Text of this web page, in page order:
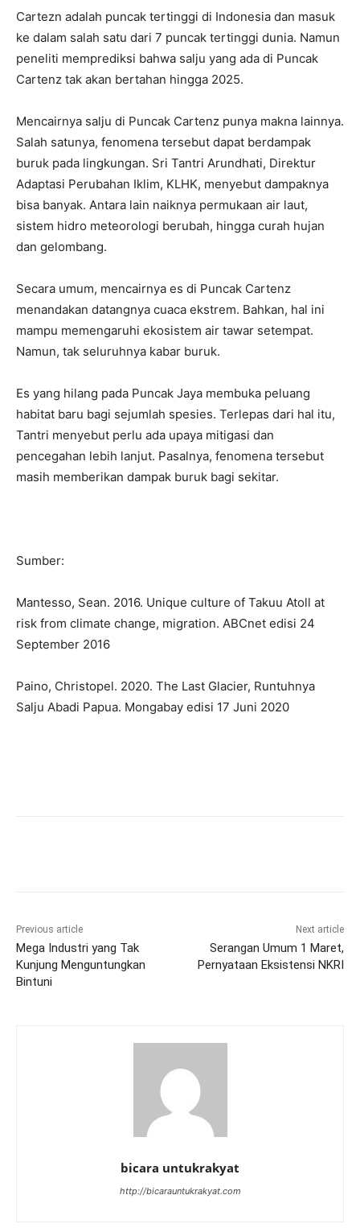
Cartezn adalah puncak tertinggi di Indonesia dan masuk
ke dalam salah satu dari 7 puncak tertinggi dunia. Namun
peneliti memprediksi bahwa salju yang ada di Puncak
Cartenz tak akan bertahan hingga 2025.
Mencairnya salju di Puncak Cartenz punya makna lainnya.
Salah satunya, fenomena tersebut dapat berdampak
buruk pada lingkungan. Sri Tantri Arundhati, Direktur
Adaptasi Perubahan Iklim, KLHK, menyebut dampaknya
bisa banyak. Antara lain naiknya permukaan air laut,
sistem hidro meteorologi berubah, hingga curah hujan
dan gelombang.
Secara umum, mencairnya es di Puncak Cartenz
menandakan datangnya cuaca ekstrem. Bahkan, hal ini
mampu memengaruhi ekosistem air tawar setempat.
Namun, tak seluruhnya kabar buruk.
Es yang hilang pada Puncak Jaya membuka peluang
habitat baru bagi sejumlah spesies. Terlepas dari hal itu,
Tantri menyebut perlu ada upaya mitigasi dan
pencegahan lebih lanjut. Pasalnya, fenomena tersebut
masih memberikan dampak buruk bagi sekitar.
Sumber:
Mantesso, Sean. 2016. Unique culture of Takuu Atoll at
risk from climate change, migration. ABCnet edisi 24
September 2016
Paino, Christopel. 2020. The Last Glacier, Runtuhnya
Salju Abadi Papua. Mongabay edisi 17 Juni 2020
Previous article
Mega Industri yang Tak
Kunjung Menguntungkan
Bintuni
Next article
Serangan Umum 1 Maret,
Pernyataan Eksistensi NKRI
bicara untukrakyat
http://bicarauntukrakyat.com